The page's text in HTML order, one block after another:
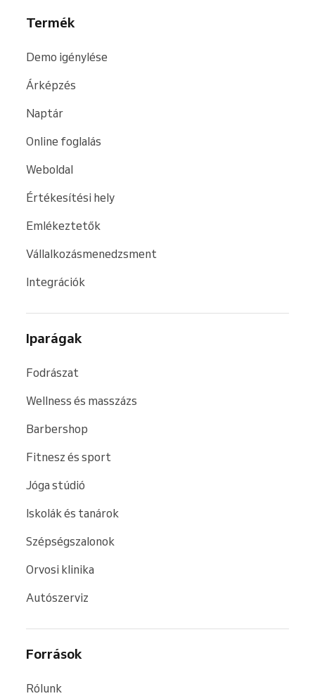
Termék
Demo igénylése
Árképzés
Naptár
Online foglalás
Weboldal
Értékesítési hely
Emlékeztetők
Vállalkozásmenedzsment
Integrációk
Iparágak
Fodrászat
Wellness és masszázs
Barbershop
Fitnesz és sport
Jóga stúdió
Iskolák és tanárok
Szépségszalonok
Orvosi klinika
Autószerviz
Források
Rólunk